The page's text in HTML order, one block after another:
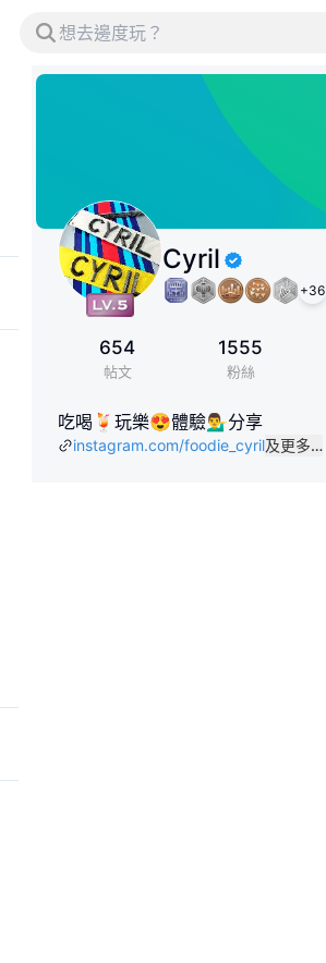
Cyril
+36
654
帖文
1555
粉絲
吃喝🍹玩樂😍體驗💁‍♂️分享
instagram.com/foodie_cyril及更多…